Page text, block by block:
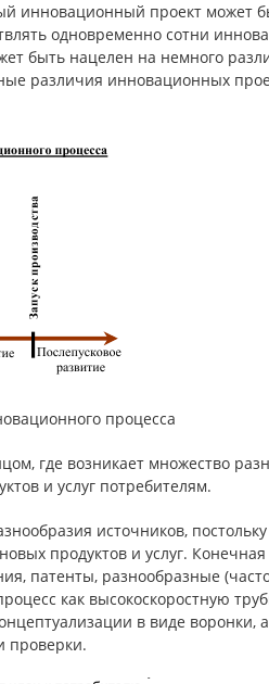
инновационный проект может
одновременно сотни
быть нацелен на немного
различия инновационных
процесса
где возникает множество
и услуг потребителям.
источников,
продуктов и услуг. Конечная
патенты, разнообразные
как высокоскоростную
в виде воронки,
проверки.